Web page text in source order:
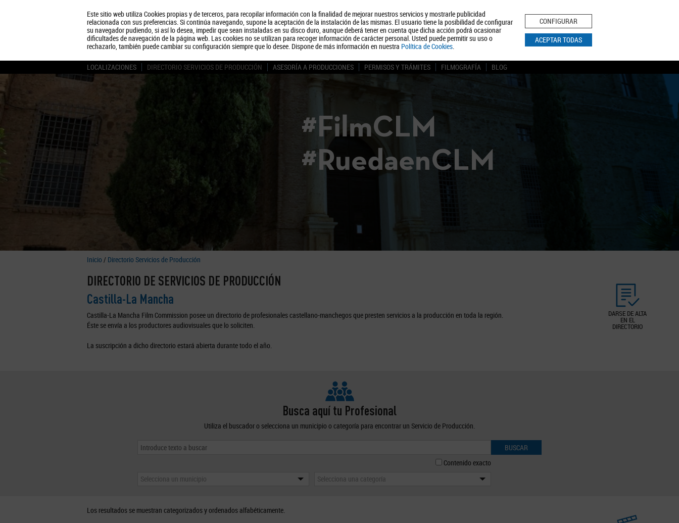
Este sitio web utiliza Cookies propias y de terceros, para recopilar información con la finalidad de mejorar nuestros servicios y mostrarle publicidad
relacionada con sus preferencias. Si continúa navegando, supone la aceptación de la instalación de las mismas. El usuario tiene la posibilidad de configurar
su navegador pudiendo, si así lo desea, impedir que sean instaladas en su disco duro, aunque deberá tener en cuenta que dicha acción podrá ocasionar
dificultades de navegación de la página web. Las cookies no se utilizan para recoger información de carácter personal. Usted puede permitir su uso o
rechazarlo, también puede cambiar su configuración siempre que lo desee. Dispone de más información en nuestra Política de Cookies.
CONFIGURAR
ACEPTAR TODAS
Quiénes somos Turismo Política de Privacidad Aviso Legal Política de Cookies
BUSCAR
LOCALIZACIONES DIRECTORIO SERVICIOS DE PRODUCCIÓN ASESORÍA A PRODUCCIONES PERMISOS Y TRÁMITES FILMOGRAFÍA BLOG
#FilmCLM
#RuedaenCLM
Inicio / Directorio Servicios de Producción
DARSE DE ALTA
EN EL
DIRECTORIO
DIRECTORIO DE SERVICIOS DE PRODUCCIÓN
Castilla-La Mancha
Castilla-La Mancha Film Commission posee un directorio de profesionales castellano-manchegos que presten servicios a la producción en toda la región.
Éste se envía a los productores audiovisuales que lo soliciten.
La suscripción a dicho directorio estará abierta durante todo el año.
Busca aquí tu Profesional
Utiliza el buscador o selecciona un municipio o categoría para encontrar un Servicio de Producción.
BUSCAR
Contenido exacto
Selecciona un municipio
Selecciona una categoría
Los resultados se muestran categorizados y ordenados alfabéticamente.